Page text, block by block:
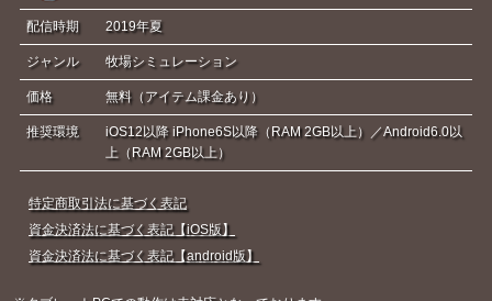
配信時期 2019年夏
ジャンル 牧場シミュレーション
価格 無料（アイテム課金あり）
推奨環境
iOS12以降 iPhone6S以降（RAM 2GB以上）／Android6.0以
上（RAM 2GB以上）
特定商取引法に基づく表記
資金決済法に基づく表記【iOS版】
資金決済法に基づく表記【android版】